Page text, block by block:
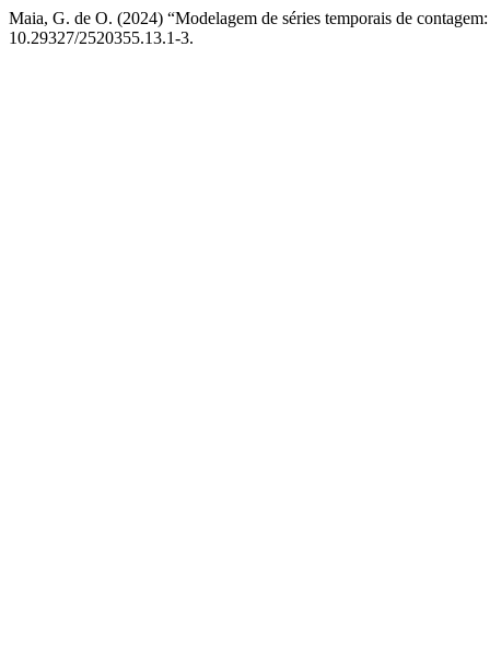
Maia, G. de O. (2024) “Modelagem de séries temporais de
10.29327/2520355.13.1-3.